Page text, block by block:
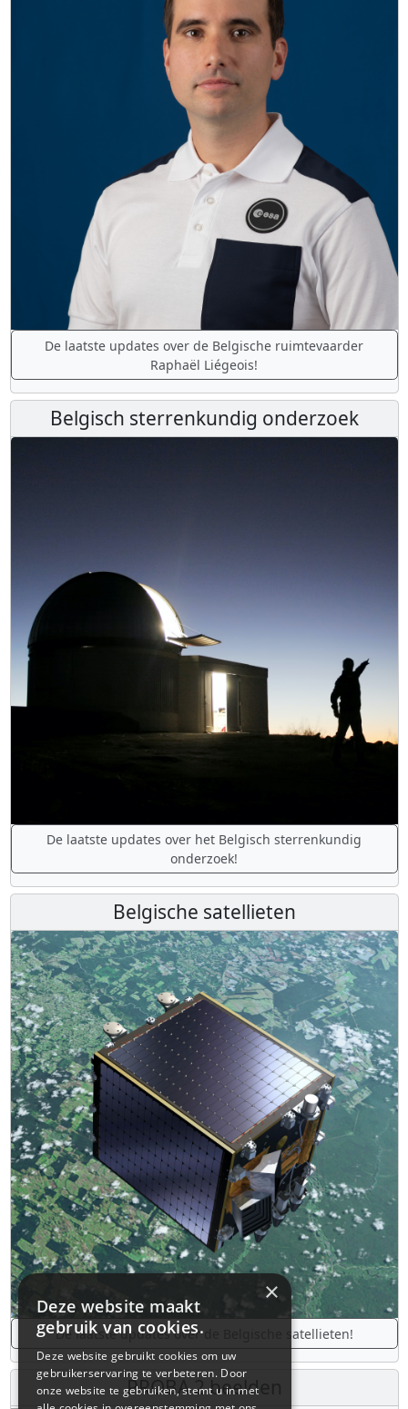
De laatste updates over de Belgische ruimtevaarder
Raphaël Liégeois!
Belgisch sterrenkundig onderzoek
De laatste updates over het Belgisch sterrenkundig
onderzoek!
Belgische satellieten
De laatste updates over de Belgische satellieten!
PROBA 2 beelden
×
Deze website maakt
gebruik van cookies.
Deze website gebruikt cookies om uw
gebruikerservaring te verbeteren. Door
onze website te gebruiken, stemt u in met